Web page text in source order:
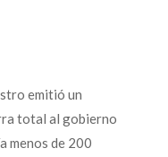
emitió un
total al gobierno
menos de 200